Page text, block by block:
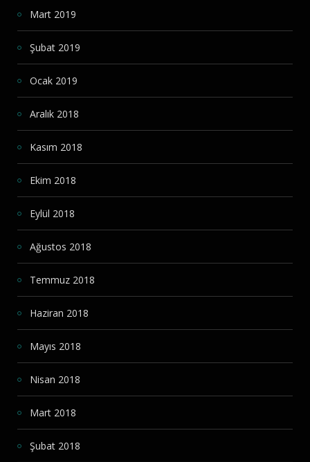
Mart 2019
Şubat 2019
Ocak 2019
Aralık 2018
Kasım 2018
Ekim 2018
Eylül 2018
Ağustos 2018
Temmuz 2018
Haziran 2018
Mayıs 2018
Nisan 2018
Mart 2018
Şubat 2018